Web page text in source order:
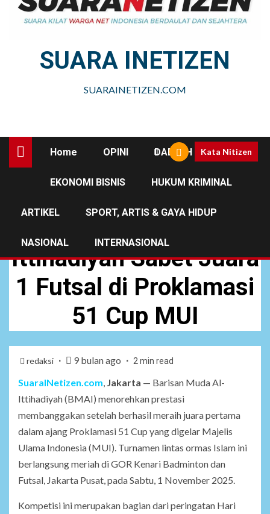
SUARA INETIZEN
SUARAINETIZEN.COM
Home OPINI DAERAH
EKONOMI BISNIS HUKUM KRIMINAL
ARTIKEL SPORT, ARTIS & GAYA HIDUP
NASIONAL INTERNASIONAL
Kata Nitizen
Ittihadiyah Sabet Juara
1 Futsal di Proklamasi
51 Cup MUI
redaksi 9 bulan ago 2 min read
SuaraINetizen.com, Jakarta — Barisan Muda Al-
Ittihadiyah (BMAI) menorehkan prestasi
membanggakan setelah berhasil meraih juara pertama
dalam ajang Proklamasi 51 Cup yang digelar Majelis
Ulama Indonesia (MUI). Turnamen lintas ormas Islam ini
berlangsung meriah di GOR Kenari Badminton dan
Futsal, Jakarta Pusat, pada Sabtu, 1 November 2025.
Kompetisi ini merupakan bagian dari peringatan Hari